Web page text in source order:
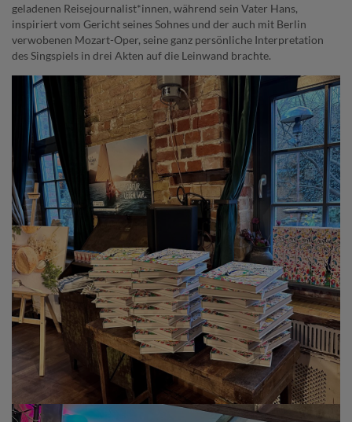
geladenen Reisejournalist*innen, während sein Vater Hans,
inspiriert vom Gericht seines Sohnes und der auch mit Berlin
verwobenen Mozart-Oper, seine ganz persönliche Interpretation
des Singspiels in drei Akten auf die Leinwand brachte.